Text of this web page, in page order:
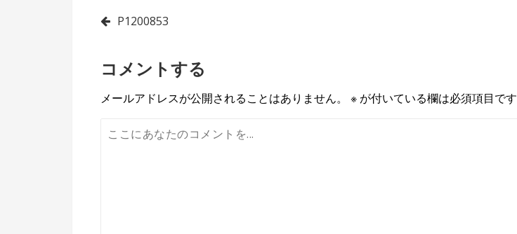
投
ナ
ビ
ゲ
P1200853
コメントする
メールアドレスが公開されることはありません。 ※ が付いている欄は必須項目です